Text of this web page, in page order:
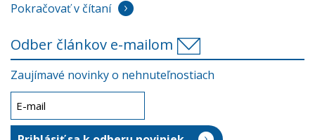
Pokračovať v čítaní
Odber článkov e-mailom
Zaujímavé novinky o nehnuteľnostiach